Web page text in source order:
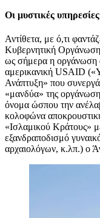
Οι μυστικές
Αντίθετα, με ό,τι
Κυβερνητική Οργάνωση.
ως σήμερα η οργάνωση
αμερικανική USAID
Ανάπτυξη» που
«μανδύα» της
όνομα ώσπου την
κολοφώνα
«Ισλαμικού Κράτους»
εξανδραποδισμό
αρχαιολόγων, κ.λπ.) ο